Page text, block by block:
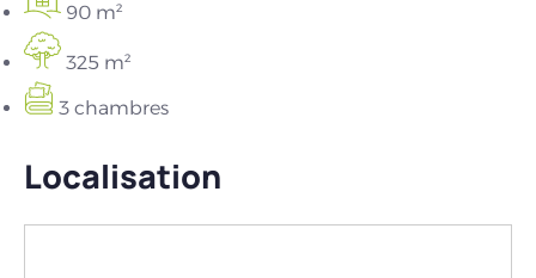
90 m²
325 m²
3 chambres
Localisation